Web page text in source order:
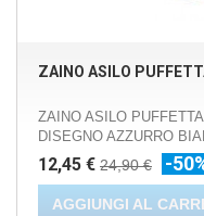
ZAINO ASILO
ZAINO ASILO
DISEGNO AZZURRO
12,45 € 24,90 € -
AGGIUNGI AL